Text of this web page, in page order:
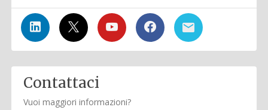
Contattaci
Vuoi maggiori informazioni?